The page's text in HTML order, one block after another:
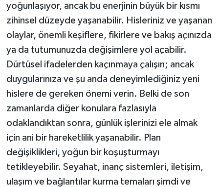
yoğunlaşıyor, ancak bu enerjinin büyük bir kısmı
zihinsel düzeyde yaşanabilir. Hisleriniz ve yaşanan
olaylar, önemli keşiflere, fikirlere ve bakış açınızda
ya da tutumunuzda değişimlere yol açabilir.
Dürtüsel ifadelerden kaçınmaya çalışın; ancak
duygularınıza ve şu anda deneyimlediğiniz yeni
hislere de gereken önemi verin. Belki de son
zamanlarda diğer konulara fazlasıyla
odaklandıktan sonra, günlük işlerinizi ele almak
için ani bir hareketlilik yaşanabilir. Plan
değişiklikleri, yoğun bir koşuşturmayı
tetikleyebilir. Seyahat, inanç sistemleri, iletişim,
ulaşım ve bağlantılar kurma temaları şimdi ve